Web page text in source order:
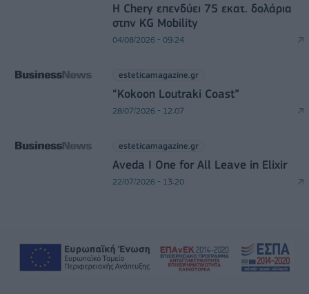
Η Chery επενδύει 75 εκατ. δολάρια
στην KG Mobility
04/08/2026 - 09:24
esteticamagazine.gr
“Kokoon Loutraki Coast”
28/07/2026 - 12:07
esteticamagazine.gr
Aveda I One for All Leave in Elixir
22/07/2026 - 13:20